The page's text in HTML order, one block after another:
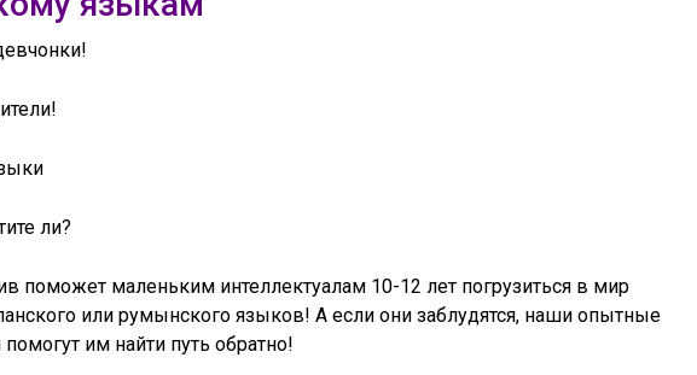
ли?
поможет маленьким интеллектуалам 10-12 лет погрузиться в мир
или румынского языков! А если они заблудятся, наши опытные
им найти путь обратно!